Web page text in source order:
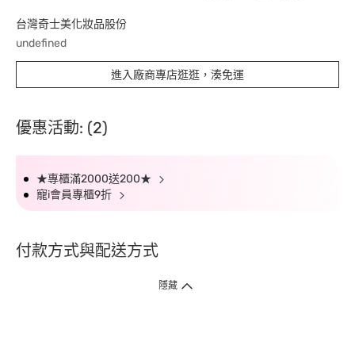
台灣奇士美化妝品股份
undefined
進入廠商專店逛逛，湊免運
優惠活動: (2)
★專櫃滿2000送200★
寵i會員專櫃9折
付款方式與配送方式
隱藏